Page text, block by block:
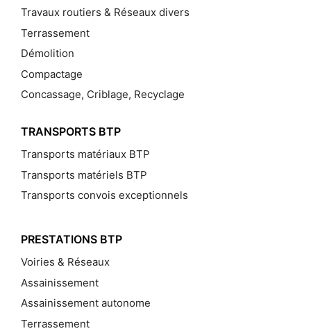
Travaux routiers & Réseaux divers
Terrassement
Démolition
Compactage
Concassage, Criblage, Recyclage
TRANSPORTS BTP
Transports matériaux BTP
Transports matériels BTP
Transports convois exceptionnels
PRESTATIONS BTP
Voiries & Réseaux
Assainissement
Assainissement autonome
Terrassement